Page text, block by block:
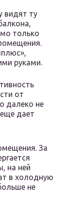
видят ту
только
руками.
от
далеко не
дает
За
на ней
в холодную
не